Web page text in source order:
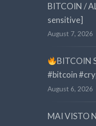
BITCOIN /
sensitive]
August 7, 2026
BITCOIN
#bitcoin
August 6, 2026
MAI VISTO